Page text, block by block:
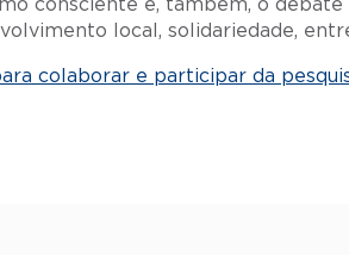
consciente e, também, o
local, solidariedade,
colaborar e participar da